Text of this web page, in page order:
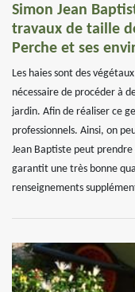
Simon Jean
travaux de taille
Perche et ses
Les haies sont des
nécessaire de procéder à
jardin. Afin de réaliser ce
professionnels. Ainsi, on
Jean Baptiste peut
garantit une très bonne
renseignements